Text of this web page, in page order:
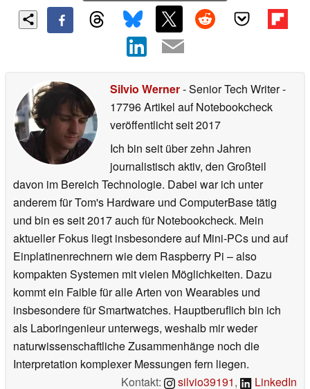
Silvio Werner- Senior Tech Writer-
17796 Artikel auf Notebookcheck
veröffentlichtseit 2017
Ich bin seit über zehn Jahren
journalistisch aktiv, den Großteil
davon im Bereich Technologie. Dabei war ich unter
anderem für Tom's Hardware und ComputerBase tätig
und bin es seit 2017 auch für Notebookcheck. Mein
aktueller Fokus liegt insbesondere auf Mini-PCs und auf
Einplatinenrechnern wie dem Raspberry Pi – also
kompakten Systemen mit vielen Möglichkeiten. Dazu
kommt ein Faible für alle Arten von Wearables und
insbesondere für Smartwatches. Hauptberuflich bin ich
als Laboringenieur unterwegs, weshalb mir weder
naturwissenschaftliche Zusammenhänge noch die
Interpretation komplexer Messungen fern liegen.
Kontakt:
silvio39191, LinkedIn